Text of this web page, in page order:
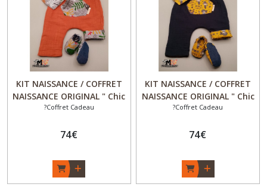
KIT NAISSANCE / COFFRET
NAISSANCE ORIGINAL " Chic
& Choc " - Pantalon esprit
réversible + chaussons
bandana - Garçon / Fille -
"Feuilles et Cactus" - Fait
Main - Made in France
?Coffret Cadeau
74€
KIT NAISSANCE / COFFRET
NAISSANCE ORIGINAL " Chic
& Choc " - Pantalon esprit
réversible + chaussons
bandana - Garçon / Fille -
"Pirate des Baïnes" - Fait
Main - Made in France
?Coffret Cadeau
74€